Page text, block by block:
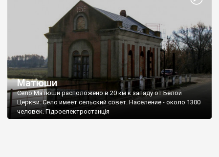
Матюши
Село Матюши расположено в 20 км к западу от Белой
Церкви. Село имеет сельский совет. Население - около 1300
человек. Гідроелектростанція